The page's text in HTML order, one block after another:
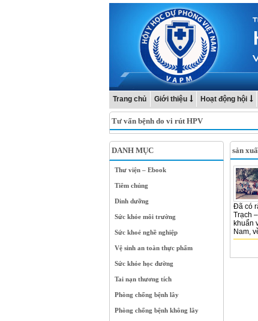
Trang chủ Giới thiệu Hoạt động hội
Tư vấn bệnh do vi rút HPV
DANH MỤC
Thư viện – Ebook
Tiêm chủng
Dinh dưỡng
Sức khỏe môi trường
Sức khoẻ nghề nghiệp
Vệ sinh an toàn thực phẩm
Sức khỏe học đường
Tai nạn thương tích
Phòng chống bệnh lây
Phòng chống bệnh không lây
sản
Đã có
Trạch
khuẩn
Nam,